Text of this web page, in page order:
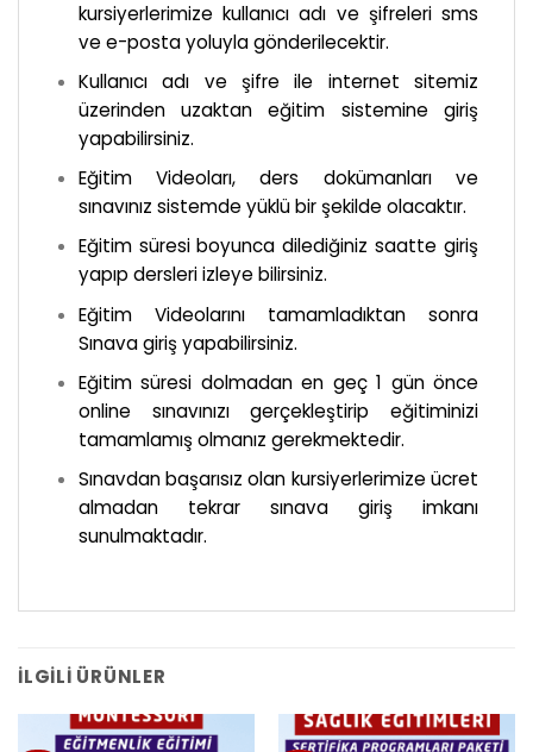
kursiyerlerimize kullanıcı adı ve şifreleri sms
ve e-posta yoluyla gönderilecektir.
Kullanıcı adı ve şifre ile internet sitemiz
üzerinden uzaktan eğitim sistemine giriş
yapabilirsiniz.
Eğitim Videoları, ders dokümanları ve
sınavınız sistemde yüklü bir şekilde olacaktır.
Eğitim süresi boyunca dilediğiniz saatte giriş
yapıp dersleri izleye bilirsiniz.
Eğitim Videolarını tamamladıktan sonra
Sınava giriş yapabilirsiniz.
Eğitim süresi dolmadan en geç 1 gün önce
online sınavınızı gerçekleştirip eğitiminizi
tamamlamış olmanız gerekmektedir.
Sınavdan başarısız olan kursiyerlerimize ücret
almadan tekrar sınava giriş imkanı
sunulmaktadır.
İLGILI ÜRÜNLER